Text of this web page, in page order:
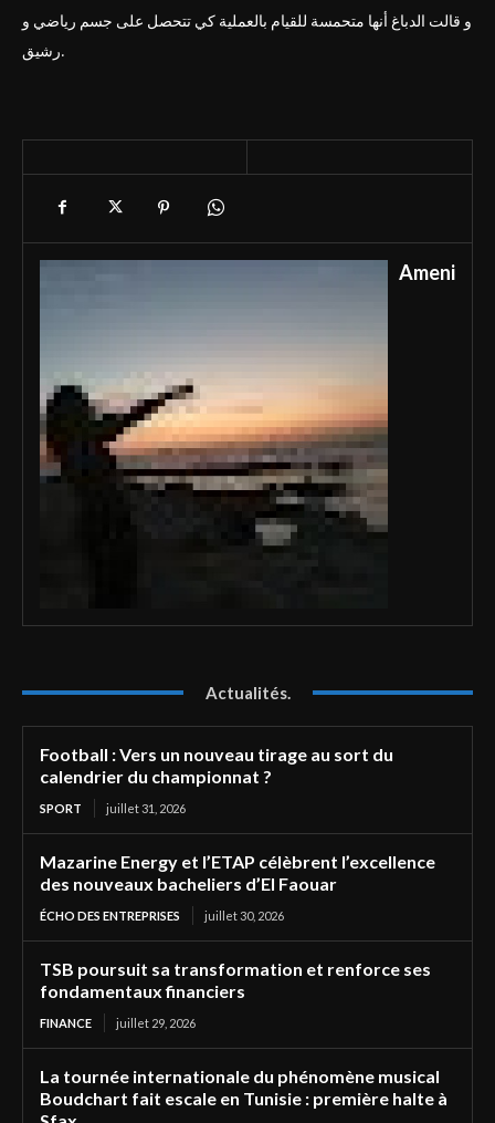
و قالت الدباغ أنها متحمسة للقيام بالعملية كي تتحصل على جسم رياضي و
رشيق.
Ameni
Actualités.
Football : Vers un nouveau tirage au sort du
calendrier du championnat ?
SPORT juillet 31, 2026
Mazarine Energy et l’ETAP célèbrent l’excellence
des nouveaux bacheliers d’El Faouar
ÉCHO DES ENTREPRISES juillet 30, 2026
TSB poursuit sa transformation et renforce ses
fondamentaux financiers
FINANCE juillet 29, 2026
La tournée internationale du phénomène musical
Boudchart fait escale en Tunisie : première halte à